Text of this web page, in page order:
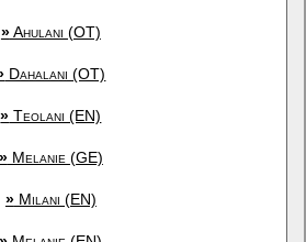
»Ahulani (OT)
Dahalani (OT)
» Teolani (EN)
»Melanie (GE)
»Milani (EN)